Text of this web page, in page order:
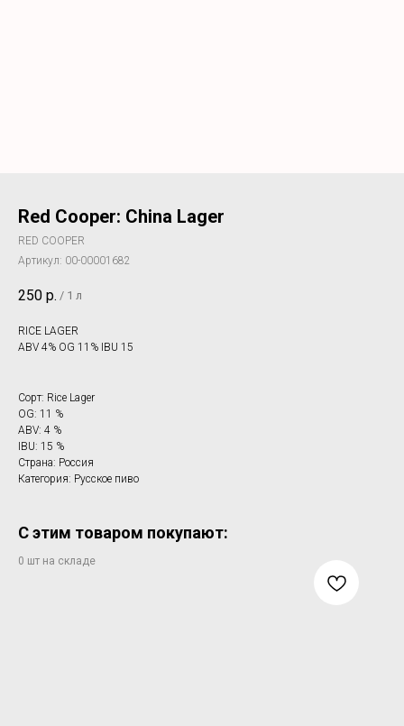
Red Cooper: China Lager
RED COOPER
Артикул: 00-00001682
250 р. / 1 л
RICE LAGER
ABV 4% OG 11% IBU 15
Сорт: Rice Lager
OG: 11 %
ABV: 4 %
IBU: 15 %
Страна: Россия
Категория: Русское пиво
С этим товаром покупают: